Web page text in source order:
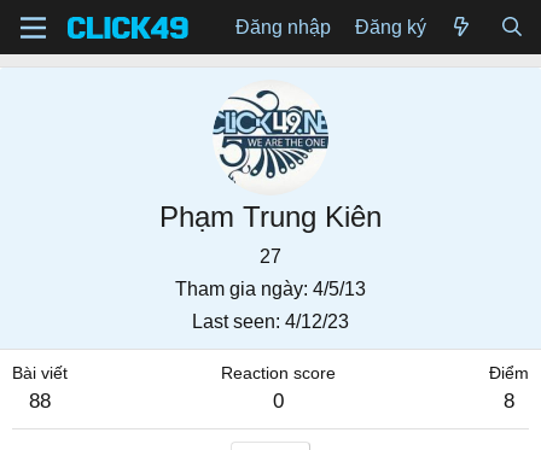
Đăng nhập Đăng ký
Phạm Trung Kiên
27
Tham gia ngày 4/5/13
Last seen 4/12/23
Bài viết
88
Reaction score
0
Điểm
8